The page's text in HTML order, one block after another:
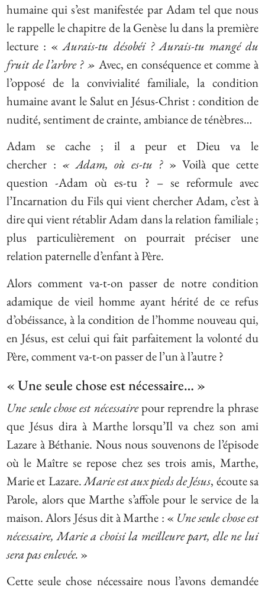
humaine qui s’est manifestée par Adam tel que nous
le rappelle le chapitre de la Genèse lu dans la première
lecture : «Aurais-tu désobéi ? Aurais-tu mangé du
fruit de l’arbre ? » Avec, en conséquence et comme à
l’opposé de la convivialité familiale, la condition
humaine avant le Salut en Jésus-Christ : condition de
nudité, sentiment de crainte, ambiance de ténèbres…
Adam se cache ; il a peur et Dieu va le
chercher : «Adam, où es-tu ?» Voilà que cette
question -Adam où es-tu ? – se reformule avec
l’Incarnation du Fils qui vient chercher Adam, c’est à
dire qui vient rétablir Adam dans la relation familiale ;
plus particulièrement on pourrait préciser une
relation paternelle d’enfant à Père.
Alors comment va-t-on passer de notre condition
adamique de vieil homme ayant hérité de ce refus
d’obéissance, à la condition de l’homme nouveau qui,
en Jésus, est celui qui fait parfaitement la volonté du
Père, comment va-t-on passer de l’un à l’autre ?
« Une seule chose est nécessaire… »
Une seule chose est nécessairepour reprendre la phrase
que Jésus dira à Marthe lorsqu’Il va chez son ami
Lazare à Béthanie. Nous nous souvenons de l’épisode
où le Maître se repose chez ses trois amis, Marthe,
Marie et Lazare.Marie est aux pieds de Jésus, écoute sa
Parole, alors que Marthe s’affole pour le service de la
maison. Alors Jésus dit à Marthe : « Une seule chose est
nécessaire, Marie a choisi la meilleure part, elle ne lui
sera pas enlevée. »
Cette seule chose nécessaire nous l’avons demandée